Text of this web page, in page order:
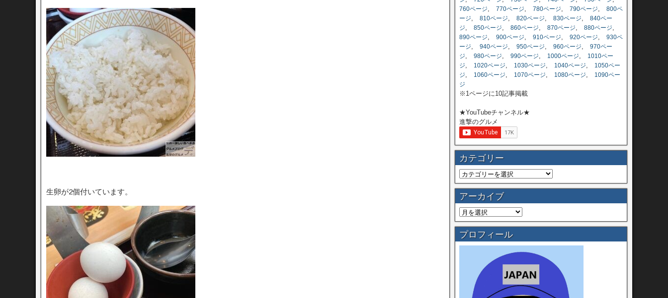
生卵が2個付いています。
760ページ, 770ページ, 780ページ, 790ページ, 800ペ
ージ, 810ページ, 820ページ, 830ページ, 840ペー
ジ, 850ページ, 860ページ, 870ページ, 880ページ,
890ページ, 900ページ, 910ページ, 920ページ, 930ペ
ージ, 940ページ, 950ページ, 960ページ, 970ペー
ジ, 980ページ, 990ページ, 1000ページ,
1010ペー
ジ, 1020ページ, 1030ページ, 1040ページ,
1050ペー
ジ, 1060ページ, 1070ページ, 1080ページ,
1090ペー
ジ
※1ページに10記事掲載
★YouTubeチャンネル★
進撃のグルメ
カテゴリー
アーカイブ
プロフィール